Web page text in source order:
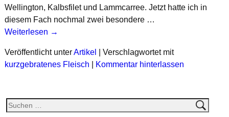
Wellington, Kalbsfilet und Lammcarree. Jetzt hatte ich in
diesem Fach nochmal zwei besondere …
Weiterlesen →
Veröffentlicht unterArtikel
Verschlagwortet mit
kurzgebratenes Fleisch
Kommentar hinterlassen